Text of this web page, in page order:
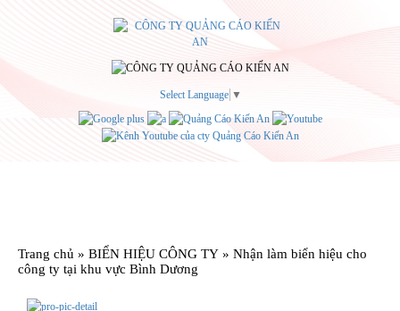
Select Language ▼
Trang chủ » BIỂN HIỆU CÔNG TY » Nhận làm biển hiệu cho
công ty tại khu vực Bình Dương